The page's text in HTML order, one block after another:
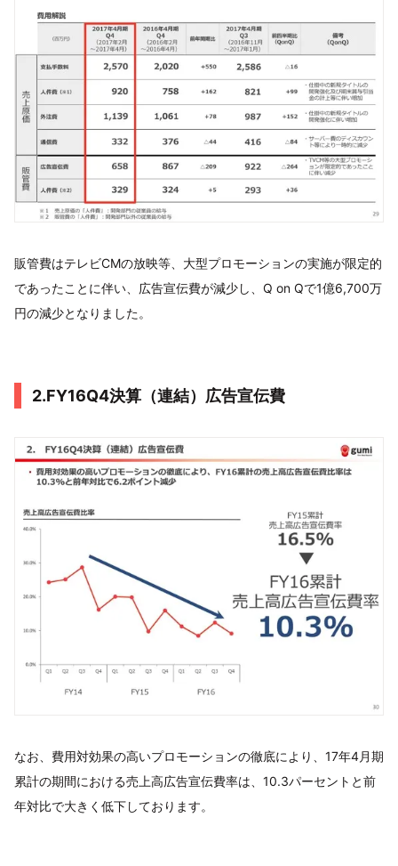
販管費はテレビCMの放映等、大型プロモーションの実施が限定的
であったことに伴い、広告宣伝費が減少し、Q on Qで1億6,700万
円の減少となりました。
2.FY16Q4決算（連結）広告宣伝費
なお、費用対効果の高いプロモーションの徹底により、17年4月期
累計の期間における売上高広告宣伝費率は、10.3パーセントと前
年対比で大きく低下しております。